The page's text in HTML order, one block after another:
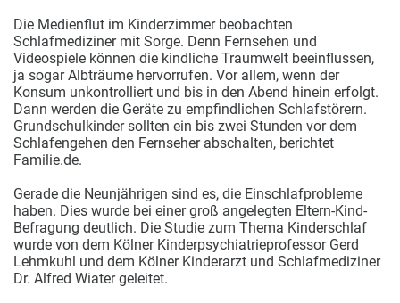
Die Medienflut im Kinderzimmer beobachten
Schlafmediziner mit Sorge. Denn Fernsehen und
Videospiele können die kindliche Traumwelt beeinflussen,
ja sogar Albträume hervorrufen. Vor allem, wenn der
Konsum unkontrolliert und bis in den Abend hinein erfolgt.
Dann werden die Geräte zu empfindlichen Schlafstörern.
Grundschulkinder sollten ein bis zwei Stunden vor dem
Schlafengehen den Fernseher abschalten, berichtet
Familie.de.
Gerade die Neunjährigen sind es, die Einschlafprobleme
haben. Dies wurde bei einer groß angelegten Eltern-Kind-
Befragung deutlich. Die Studie zum Thema Kinderschlaf
wurde von dem Kölner Kinderpsychiatrieprofessor Gerd
Lehmkuhl und dem Kölner Kinderarzt und Schlafmediziner
Dr. Alfred Wiater geleitet.